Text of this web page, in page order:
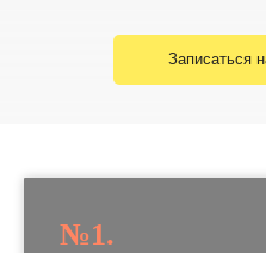
Шиномонтаж
Записаться
№1.